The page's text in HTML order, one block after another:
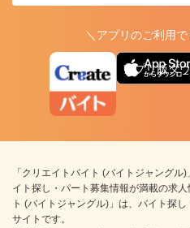
＼アプリのご利用
アプリ版ダ
「クリエイトバイト (バイトジャング
イト探し・パート募集情報が満載の求
ト (バイトジャングル)」は、バイト探
サイトです。